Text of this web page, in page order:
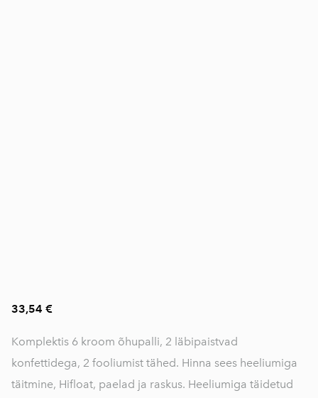
33,54 €
Komplektis 6 kroom õhupalli, 2 läbipaistvad
konfettidega, 2 fooliumist tähed. Hinna sees heeliumiga
täitmine, Hifloat, paelad ja raskus. Heeliumiga täidetud